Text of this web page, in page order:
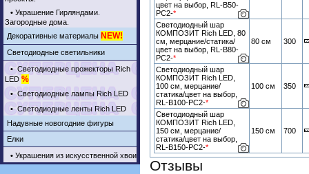
• Украшение Гирляндами.
Загородные дома.
Декоративные материалы NEW!
Светодиодные светильники
•Светодиодные прожекторы Rich
LED %
•Светодиодные лампы Rich LED
•Светодиодные ленты Rich LED
Надувные новогодние фигуры
Елки
• Украшения из искусственной хвои
цвет на выбор, RL-B50-
PC2-*
Светодиодный шар
КОМПОЗИТ Rich LED, 80
см, мерцание/статика/
цвет на выбор, RL-B80-
PC2-*
80 см 300
Светодиодный шар
КОМПОЗИТ Rich LED,
100 см, мерцание/
статика/цвет на выбор,
RL-B100-PC2-*
100 см 350
Светодиодный шар
КОМПОЗИТ Rich LED,
150 см, мерцание/
статика/цвет на выбор,
RL-B150-PC2-*
150 см 700
Отзывы